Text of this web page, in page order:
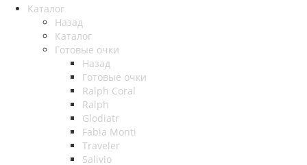
Каталог
Назад
Каталог
Готовые очки
Назад
Готовые очки
Ralph Coral
Ralph
Glodiatr
Fabia Monti
Traveler
Salivio